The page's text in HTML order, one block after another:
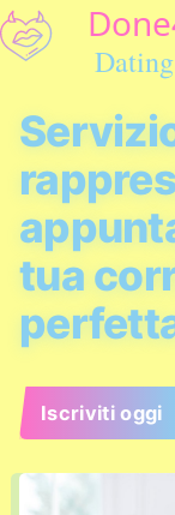
tua
Iscriviti oggi